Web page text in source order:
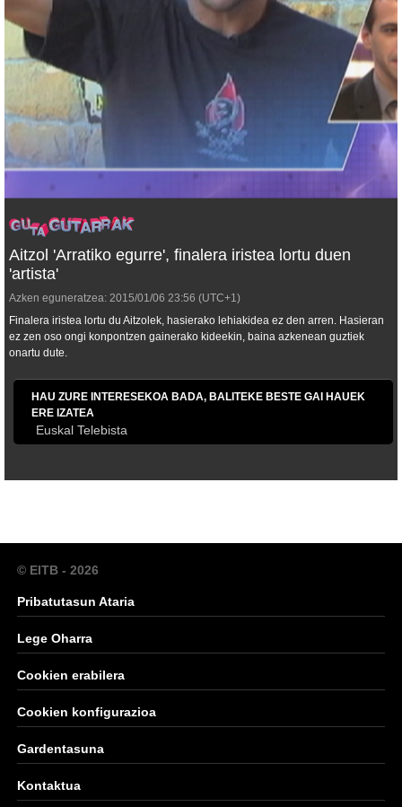
Aitzol 'Arratiko egurre', finalera iristea lortu duen
'artista'
Azken eguneratzea: 2015/01/06 23:56 (UTC+1)
Finalera iristea lortu du Aitzolek, hasierako lehiakidea ez den arren. Hasieran
ez zen oso ongi konpontzen gainerako kideekin, baina azkenean guztiek
onartu dute.
HAU ZURE INTERESEKOA BADA, BALITEKE BESTE GAI HAUEK
ERE IZATEA
Euskal Telebista
© EITB - 2026
Pribatutasun Ataria
Lege Oharra
Cookien erabilera
Cookien konfigurazioa
Gardentasuna
Kontaktua